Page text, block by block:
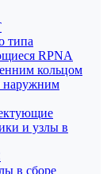
типа
RPNA
кольцом
наружним
и узлы в
в сборе